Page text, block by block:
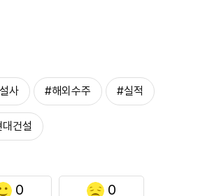
사 #해외수주 #실적
건설
0 0